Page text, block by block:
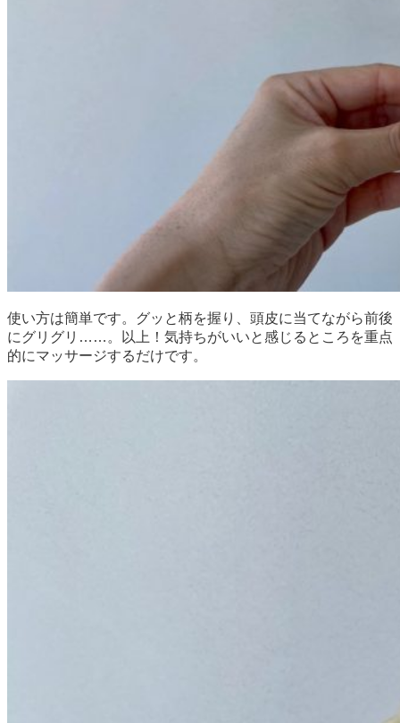
使い方は簡単です。グッと柄を握り、頭皮に当てながら前後
にグリグリ……。以上！気持ちがいいと感じるところを重点
的にマッサージするだけです。